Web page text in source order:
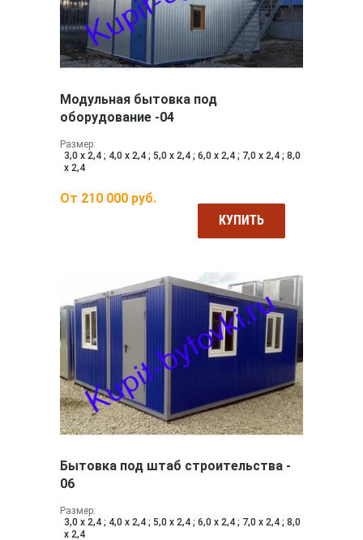
Модульная бытовка под
оборудование -04
Размер:
3,0 х 2,4 ; 4,0 х 2,4 ; 5,0 х 2,4 ; 6,0 х 2,4 ; 7,0 х 2,4 ; 8,0
х 2,4
От 210 000 руб.
КУПИТЬ
Бытовка под штаб строительства -
06
Размер:
3,0 х 2,4 ; 4,0 х 2,4 ; 5,0 х 2,4 ; 6,0 х 2,4 ; 7,0 х 2,4 ; 8,0
х 2,4